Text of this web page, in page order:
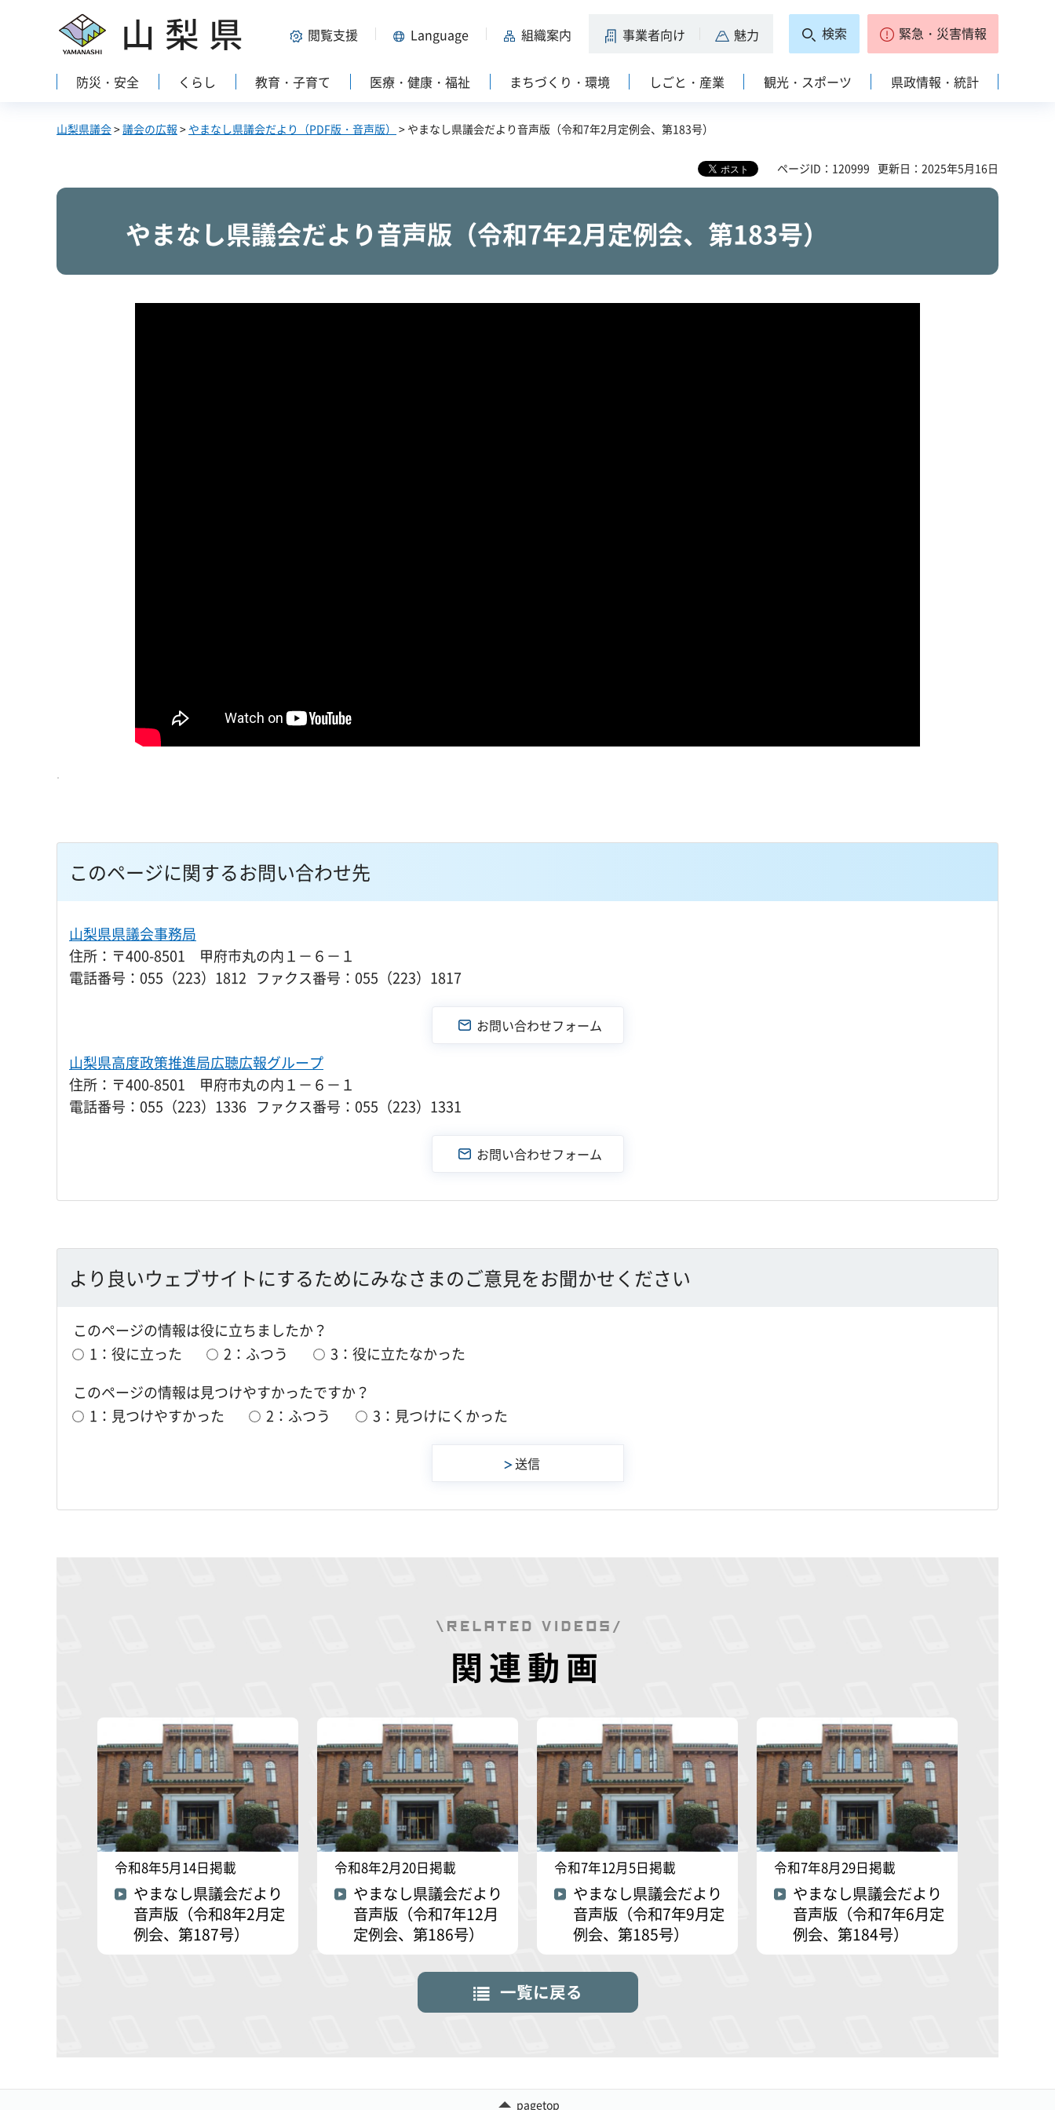
山梨県 閲覧支援 Language 組織案内 事業者向け 魅力 検索 緊急・災害情報
防災・安全 くらし 教育・子育て 医療・健康・福祉 まちづくり・環境 しごと・産業 観光・スポーツ 県政情報・統計
山梨県議会>議会の広報 > やまなし県議会だより（PDF版・音声版） > やまなし県議会だより音声版（令和7年2月定例会、第183号）
ページID：120999 更新日：2025年5月16日
やまなし県議会だより音声版（令和7年2月定例会、第183号）
このページに関するお問い合わせ先
山梨県県議会事務局
住所：〒400-8501 甲府市丸の内１－６－１
電話番号：055（223）1812 ファクス番号：055（223）1817
山梨県高度政策推進局広聴広報グループ
住所：〒400-8501 甲府市丸の内１－６－１
電話番号：055（223）1336 ファクス番号：055（223）1331
より良いウェブサイトにするためにみなさまのご意見をお聞かせください
このページの情報は役に立ちましたか？
1：役に立った
2：ふつう
3：役に立たなかった
このページの情報は見つけやすかったですか？
1：見つけやすかった
2：ふつう 3：見つけにくかった
関連動画
令和8年5月14日掲載
やまなし県議会だより
音声版（令和8年2月定
例会、第187号）
令和8年2月20日掲載
やまなし県議会だより
音声版（令和7年12月
定例会、第186号）
令和7年12月5日掲載
やまなし県議会だより
音声版（令和7年9月定
例会、第185号）
令和7年8月29日掲載
やまなし県議会だより
音声版（令和7年6月定
例会、第184号）
一覧に戻る
pagetop